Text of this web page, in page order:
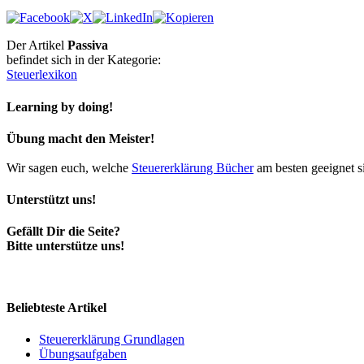
Der Artikel Passiva
befindet sich in der Kategorie:
Steuerlexikon
Learning by doing!
Übung macht den Meister!
Wir sagen euch, welche Steuererklärung Bücheram besten geeignet
Unterstützt uns!
Gefällt Dir die Seite?
Bitte unterstütze uns!
Beliebteste Artikel
Steuererklärung Grundlagen
Übungsaufgaben